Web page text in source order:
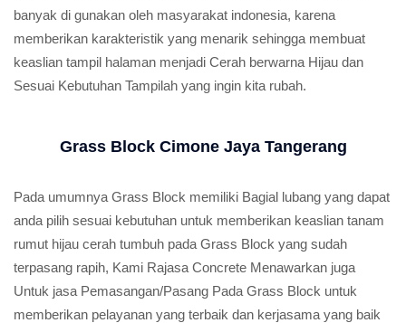
banyak di gunakan oleh masyarakat indonesia, karena
memberikan karakteristik yang menarik sehingga membuat
keaslian tampil halaman menjadi Cerah berwarna Hijau dan
Sesuai Kebutuhan Tampilah yang ingin kita rubah.
Grass Block Cimone Jaya Tangerang
Pada umumnya Grass Block memiliki Bagial lubang yang dapat
anda pilih sesuai kebutuhan untuk memberikan keaslian tanam
rumut hijau cerah tumbuh pada Grass Block yang sudah
terpasang rapih, Kami Rajasa Concrete Menawarkan juga
Untuk jasa Pemasangan/Pasang Pada Grass Block untuk
memberikan pelayanan yang terbaik dan kerjasama yang baik